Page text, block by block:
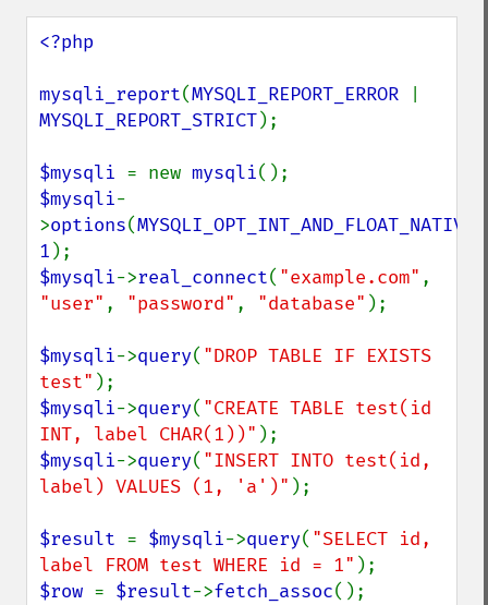
<?php
mysqli_report(MYSQLI_REPORT_ERROR
MYSQLI_REPORT_STRICT);
$mysqli = new mysqli
$mysqli-
>options(MYSQLI_OPT_INT_AND_FLOAT_NATIVE
1
$mysqli->real_connect( "example.com"
"user" , "password" , "database" );
$mysqli->query( "DROP TABLE IF EXISTS
test"
$mysqli->query( "CREATE TABLE test(id
INT, label CHAR(1))"
$mysqli->query( "INSERT INTO test(id,
label) VALUES (1, 'a')" );
$result = $mysqli->query( "SELECT id,
label FROM test WHERE id = 1"
$row = $result->fetch_assoc();